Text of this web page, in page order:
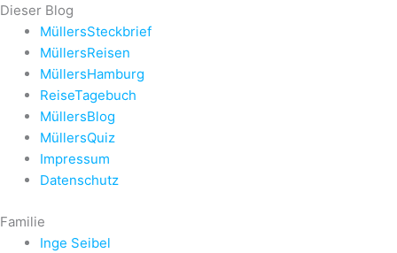
Dieser Blog
MüllersSteckbrief
MüllersReisen
MüllersHamburg
ReiseTagebuch
MüllersBlog
MüllersQuiz
Impressum
Datenschutz
Familie
Inge Seibel